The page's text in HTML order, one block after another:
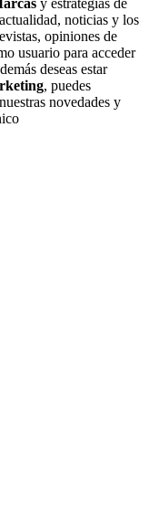
y estrategias de
noticias y los
opiniones de
usuario para acceder
deseas estar
, puedes
novedades y